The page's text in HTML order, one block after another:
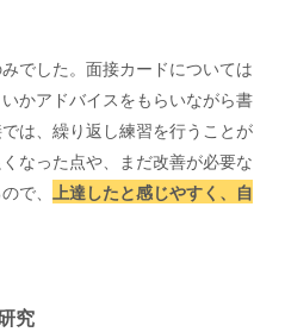
でした。面接カードについては
かアドバイスをもらいながら書
は、繰り返し練習を行うことが
なった点や、まだ改善が必要な
で、
上達したと感じやすく、自
究